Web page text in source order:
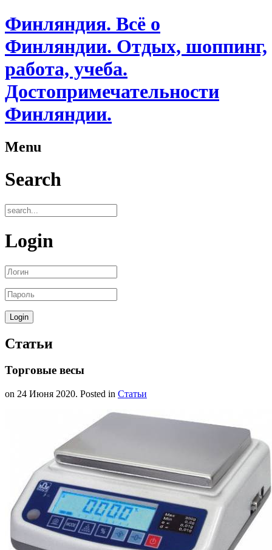
Финляндия. Всё о
Финляндии. Отдых, шоппинг,
работа, учеба.
Достопримечательности
Финляндии.
Menu
Search
Login
Статьи
Торговые весы
on 24 Июня 2020. Posted in Статьи